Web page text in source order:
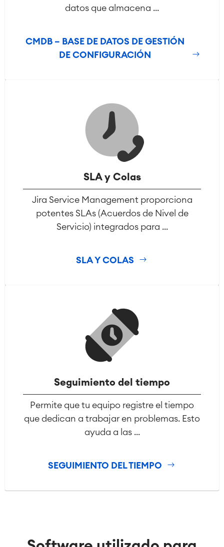
datos que almacena ...
CMDB – BASE DE DATOS DE GESTIÓN
DE CONFIGURACIÓN
SLA y Colas
Jira Service Management proporciona
potentes SLAs (Acuerdos de Nivel de
Servicio) integrados para ...
SLA Y COLAS
Seguimiento del tiempo
Permite que tu equipo registre el tiempo
que dedican a trabajar en problemas. Esto
ayuda a las ...
SEGUIMIENTO DEL TIEMPO